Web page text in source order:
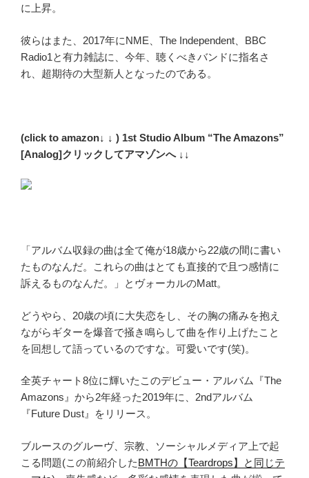
に上昇。
彼らはまた、2017年にNME、The Independent、BBC
Radio1と有力雑誌に、今年、聴くべきバンドに指名さ
れ、超期待の大型新人となったのである。
(click to amazon↓ ↓ ) 1st Studio Album “The Amazons”
[Analog]クリックしてアマゾンへ ↓↓
「アルバム収録の曲は全て俺が18歳から22歳の間に書い
たものなんだ。これらの曲はとても直接的で且つ感情に
訴えるものなんだ。」とヴォーカルのMatt。
どうやら、20歳の頃に大失恋をし、その胸の痛みを抱え
ながらギターを爆音で掻き鳴らして曲を作り上げたこと
を回想して語っているのですな。可愛いです(笑)。
全英チャート8位に輝いたこのデビュー・アルバム『The
Amazons』から2年経った2019年に、2ndアルバム
『Future Dust』をリリース。
ブルースのグルーヴ、宗教、ソーシャルメディア上で起
こる問題(この前紹介したBMTHの【Teardrops】と同じテ